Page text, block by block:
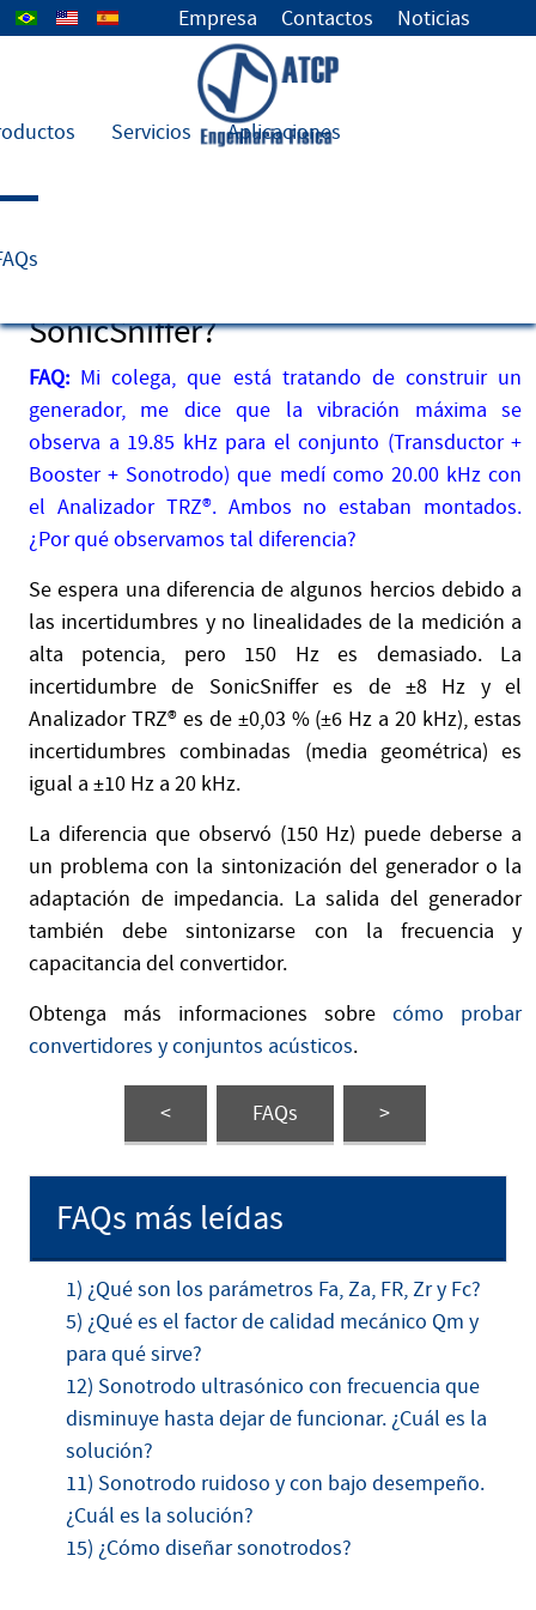
Seleccione su idiomaEmpresa Contactos Noticias
Servicios Aplicaciones
diferencias entre las lecturas de
SonicSniffer?
FAQ: Mi colega, que está tratando de construir un
generador, me dice que la vibración máxima se
observa a 19.85 kHz para el conjunto (Transductor +
Booster + Sonotrodo) que medí como 20.00 kHz con
el Analizador TRZ®. Ambos no estaban montados.
¿Por qué observamos tal diferencia?
Se espera una diferencia de algunos hercios debido a
las incertidumbres y no linealidades de la medición a
alta potencia, pero 150 Hz es demasiado. La
incertidumbre de SonicSniffer es de ±8 Hz y el
Analizador TRZ® es de ±0,03 % (±6 Hz a 20 kHz), estas
incertidumbres combinadas (media geométrica) es
igual a ±10 Hz a 20 kHz.
La diferencia que observó (150 Hz) puede deberse a
un problema con la sintonización del generador o la
adaptación de impedancia. La salida del generador
también debe sintonizarse con la frecuencia y
capacitancia del convertidor.
Obtenga más informaciones sobre cómo probar
convertidores y conjuntos acústicos.
< FAQs >
FAQs más leídas
1) ¿Qué son los parámetros Fa, Za, FR, Zr y Fc?
5) ¿Qué es el factor de calidad mecánico Qm y
para qué sirve?
12) Sonotrodo ultrasónico con frecuencia que
disminuye hasta dejar de funcionar. ¿Cuál es la
solución?
11) Sonotrodo ruidoso y con bajo desempeño.
¿Cuál es la solución?
15) ¿Cómo diseñar sonotrodos?